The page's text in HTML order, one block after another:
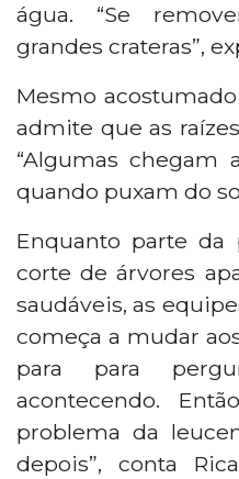
água. “Se
grandes crateras”,
Mesmo
admite que as
“Algumas chegam
quando puxam do
Enquanto parte da
corte de árvores
saudáveis, as
começa a mudar
para para
acontecendo.
problema da
depois”, conta